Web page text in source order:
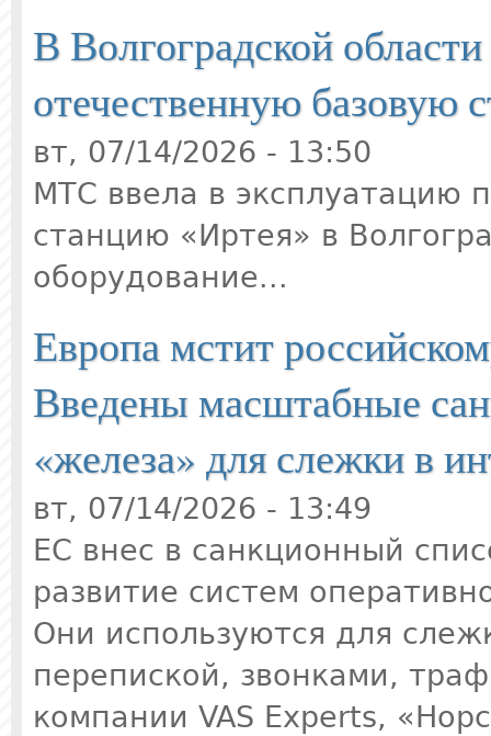
В Волгоградской
отечественную
вт, 07/14/2026 - 13:50
МТС ввела в эксплуатацию
станцию «Иртея» в
оборудование...
Европа мстит
Введены масштабные
«железа» для слежки в
вт, 07/14/2026 - 13:49
ЕС внес в санкционный
развитие систем
Они используются для
перепиской, звонками,
компании VAS Experts,